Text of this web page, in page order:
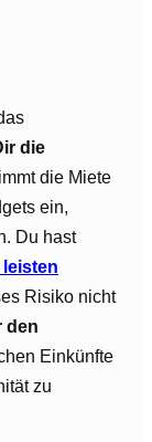
die
die Miete
ein,
Du hast
leisten
Risiko nicht
den
Einkünfte
zu